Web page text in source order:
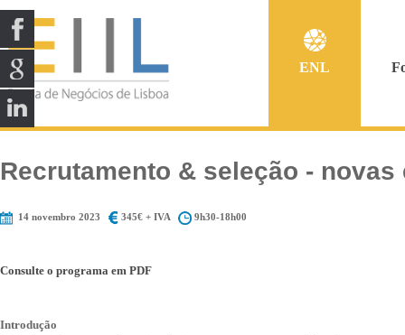
ENL
Recrutamento & seleção -
14 novembro 2023 345€ + IVA 9h30-18h00
Consulte o programa em PDF
Introdução